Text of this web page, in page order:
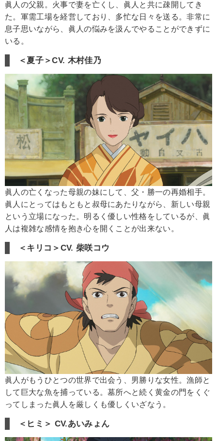
眞人の父親。火事で妻を亡くし、眞人と共に疎開してき
た。軍需工場を経営しており、多忙な日々を送る。非常に
息子思いながら、眞人の悩みを汲んでやることができずに
いる。
＜夏子＞CV. 木村佳乃
眞人の亡くなった母親の妹にして、父・勝一の再婚相手。
眞人にとってはもともと叔母にあたりながら、新しい母親
という立場になった。明るく優しい性格をしているが、眞
人は複雑な感情を抱き心を開くことが出来ない。
＜キリコ＞CV. 柴咲コウ
眞人がもうひとつの世界で出会う、男勝りな女性。漁師と
して巨大な魚を捕っている。墓所へと続く黄金の門をくぐ
ってしまった眞人を厳しくも優しくいざなう。
＜ヒミ＞ CV.あいみょん